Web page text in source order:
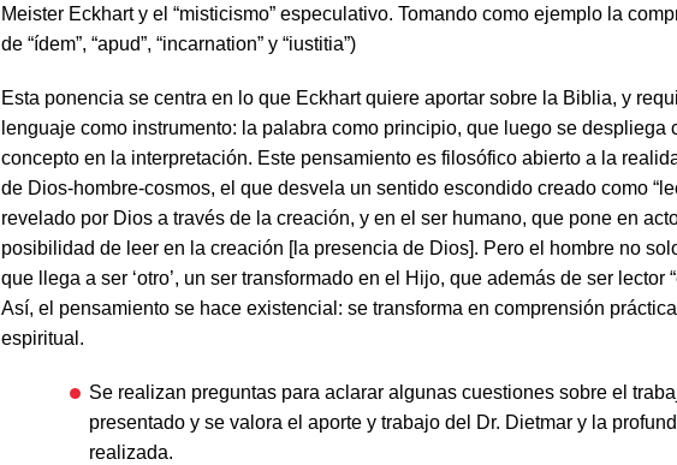
Meister Eckhart y el “misticismo” especulativo. Tomando como ejemplo la
de “ídem”, “apud”, “incarnation” y “iustitia”)
Esta ponencia se centra en lo que Eckhart quiere aportar sobre la Biblia, y
lenguaje como instrumento: la palabra como principio, que luego se despliega
concepto en la interpretación. Este pensamiento es filosófico abierto a la
de Dios-hombre-cosmos, el que desvela un sentido escondido creado como
revelado por Dios a través de la creación, y en el ser humano, que pone en
posibilidad de leer en la creación [la presencia de Dios]. Pero el hombre no
que llega a ser ‘otro’, un ser transformado en el Hijo, que además de ser lector
Así, el pensamiento se hace existencial: se transforma en comprensión
espiritual.
Se realizan preguntas para aclarar algunas cuestiones sobre el
presentado y se valora el aporte y trabajo del Dr. Dietmar y la
realizada.